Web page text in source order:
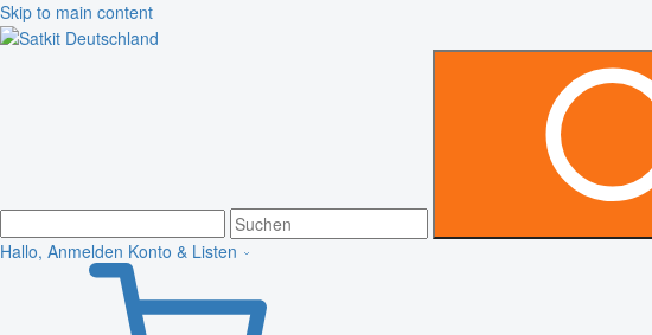
Skip to main content
Hallo, Anmelden Konto & Listen